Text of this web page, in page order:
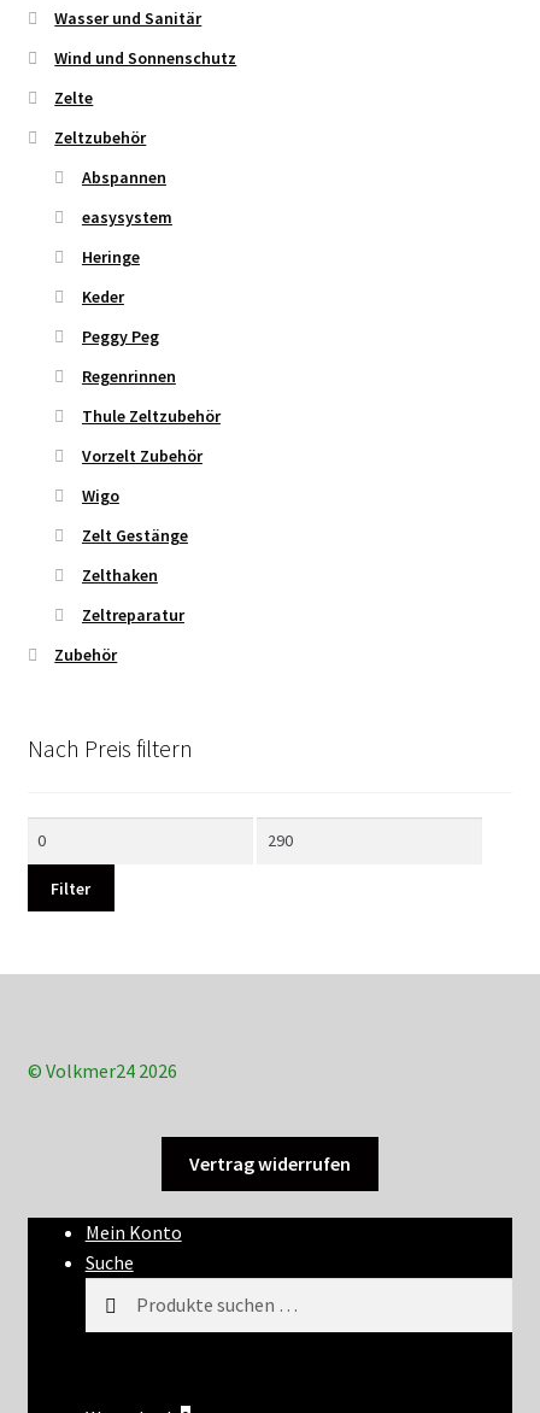
Wasser und Sanitär
Wind und Sonnenschutz
Zelte
Zeltzubehör
Abspannen
easysystem
Heringe
Keder
Peggy Peg
Regenrinnen
Thule Zeltzubehör
Vorzelt Zubehör
Wigo
Zelt Gestänge
Zelthaken
Zeltreparatur
Zubehör
Nach Preis filtern
Filter
© Volkmer24 2026
Vertrag widerrufen
Mein Konto
Suche